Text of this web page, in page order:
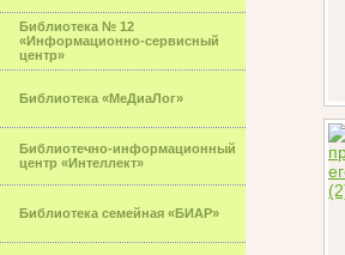
Библиотека № 12
«Информационно-сервисный
центр»
Библиотека «МеДиаЛог»
Библиотечно-информационный
центр «Интеллект»
Библиотека семейная «БИАР»